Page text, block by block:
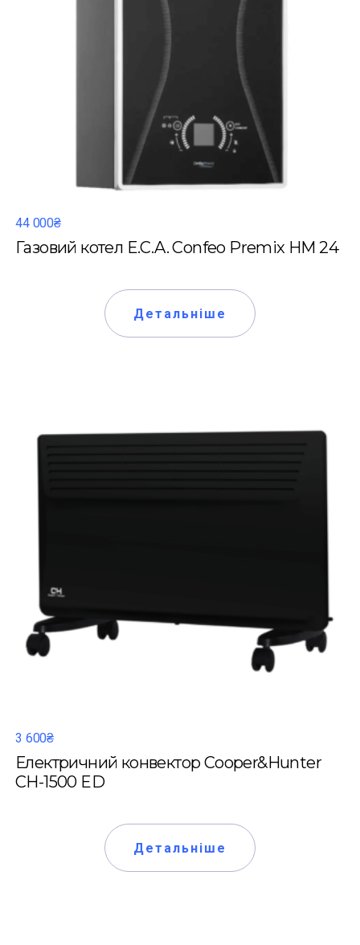
44 000₴
Газовий котел E.C.A. Confeo Premix HM 24
Детальніше
3 600₴
Електричний конвектор Cooper&Hunter
CH-1500 ED
Детальніше